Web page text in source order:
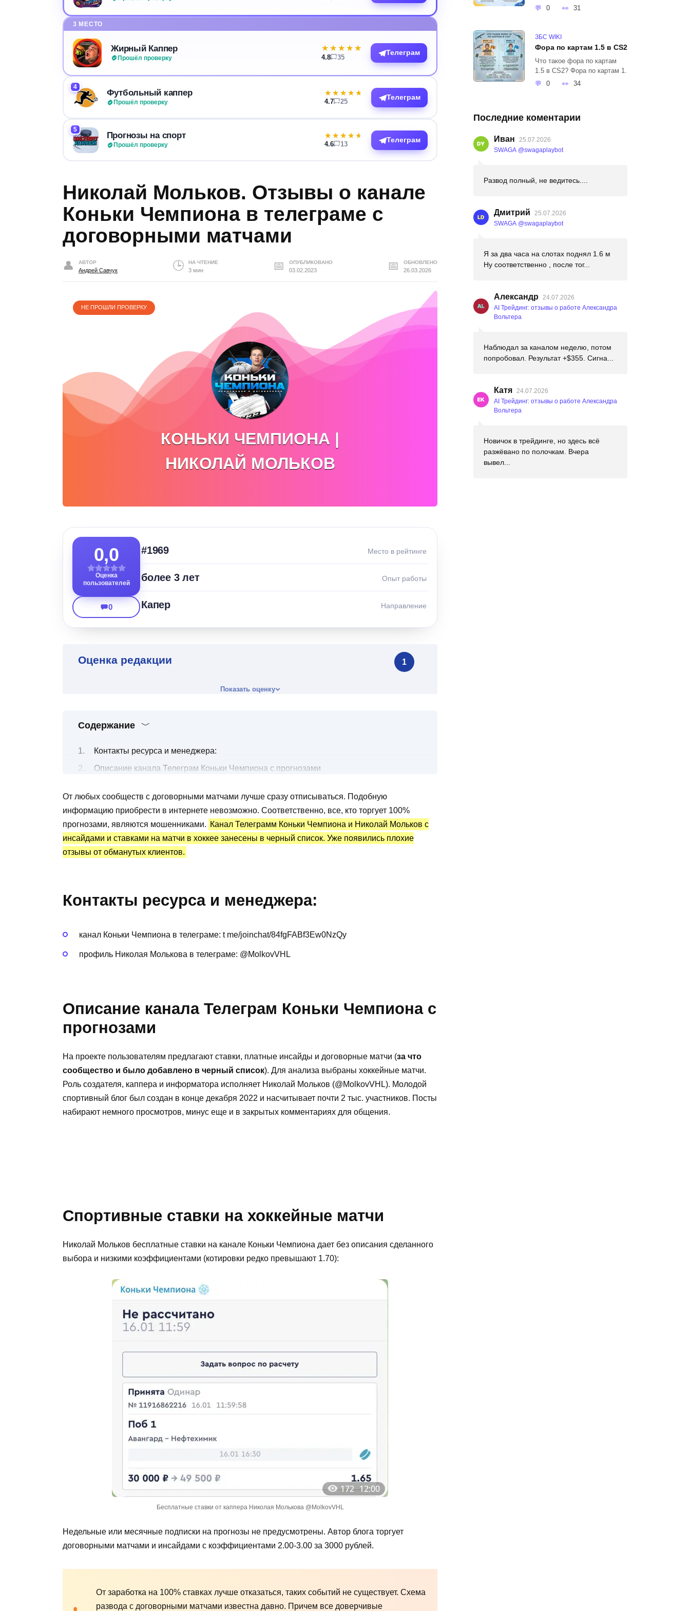
3 МЕСТО
Жирный Каппер
Прошёл проверку
★★★★★
★★★★★
4.8 35
Телеграм
4
Футбольный каппер
Прошёл проверку
★★★★★
★★★★★
4.7 25
Телеграм
5
Прогнозы на спорт
Прошёл проверку
★★★★★
★★★★★
4.6 13
Телеграм
Николай Мольков. Отзывы о канале
Коньки Чемпиона в телеграме с
договорными матчами
АВТОР
Андрей Савчук
НА ЧТЕНИЕ
3 мин
ОПУБЛИКОВАНО
03.02.2023
ОБНОВЛЕНО
26.03.2026
КОНЬКИ ЧЕМПИОНА |
НИКОЛАЙ МОЛЬКОВ
НЕ ПРОШЛИ ПРОВЕРКУ
0,0
Оценка
пользователей
0
#1969 Место в рейтинге
более 3 лет Опыт работы
Капер Направление
Оценка редакции 1
Показать оценку
Содержание
Контакты ресурса и менеджера:
Описание канала Телеграм Коньки Чемпиона с прогнозами
Канал Телеграм Коньки Чемпиона: статистика и отзывы
От любых сообществ с договорными матчами лучше сразу отписываться. Подобную
информацию приобрести в интернете невозможно. Соответственно, все, кто торгует 100%
прогнозами, являются мошенниками. Канал Телеграмм Коньки Чемпиона и Николай Мольков с
инсайдами и ставками на матчи в хоккее занесены в черный список. Уже появились плохие
отзывы от обманутых клиентов.
Контакты ресурса и менеджера:
канал Коньки Чемпиона в телеграме: t me/joinchat/84fgFABf3Ew0NzQy
профиль Николая Молькова в телеграме: @MolkovVHL
Описание канала Телеграм Коньки Чемпиона с
прогнозами
На проекте пользователям предлагают ставки, платные инсайды и договорные матчи (за что
сообщество и было добавлено в черный список). Для анализа выбраны хоккейные матчи.
Роль создателя, каппера и информатора исполняет Николай Мольков (@MolkovVHL). Молодой
спортивный блог был создан в конце декабря 2022 и насчитывает почти 2 тыс. участников. Посты
набирают немного просмотров, минус еще и в закрытых комментариях для общения.
Спортивные ставки на хоккейные матчи
Николай Мольков бесплатные ставки на канале Коньки Чемпиона дает без описания сделанного
выбора и низкими коэффициентами (котировки редко превышают 1.70):
Бесплатные ставки от каппера Николая Молькова @MolkovVHL
Недельные или месячные подписки на прогнозы не предусмотрены. Автор блога торгует
договорными матчами и инсайдами с коэффициентами 2.00-3.00 за 3000 рублей.
От заработка на 100% ставках лучше отказаться, таких событий не существует. Схема
развода с договорными матчами известна давно. Причем все доверчивые
0
31
ЗБС WIKI
Фора по картам 1.5 в CS2
Что такое фора по картам
1.5 в CS2? Фора по картам 1.
0
34
Последние коментарии
Иван
25.07.2026
SWAGA @swagaplaybot
Развод полный, не ведитесь....
Дмитрий
25.07.2026
SWAGA @swagaplaybot
Я за два часа на слотах поднял 1.6 м
Ну соответственно , после тог...
Александр
24.07.2026
AI Трейдинг: отзывы о работе Александра
Вольтера
Наблюдал за каналом неделю, потом
попробовал. Результат +$355. Сигна...
Катя 24.07.2026
AI Трейдинг: отзывы о работе Александра
Вольтера
Новичок в трейдинге, но здесь всё
разжёвано по полочкам. Вчера
вывел...